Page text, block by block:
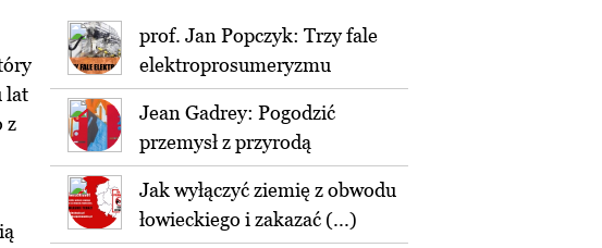
lat
z
prof. Jan Popczyk: Trzy fale
elektroprosumeryzmu
Jean Gadrey: Pogodzić
przemysł z przyrodą
Jak wyłączyć ziemię z obwodu
łowieckiego i zakazać (...)